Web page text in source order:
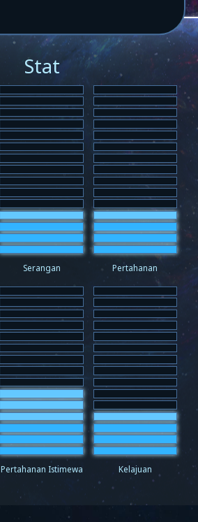
Stat
Serangan Pertahanan
Pertahanan Istimewa Kelajuan